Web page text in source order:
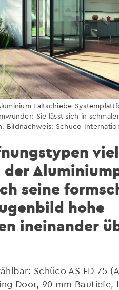
Faltschiebe-
Sie lässt sich in
Bildnachweis: Schüco
seine
hohe
ineinander
Schüco AS FD 75
Door, 90 mm Bautiefe,